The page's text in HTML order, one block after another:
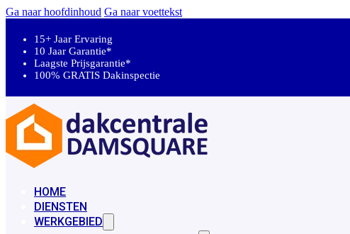
Ga naar hoofdinhoud Ga naar voettekst
15+ Jaar Ervaring
10 Jaar Garantie*
Laagste Prijsgarantie*
100% GRATIS Dakinspectie
HOME
DIENSTEN
WERKGEBIED